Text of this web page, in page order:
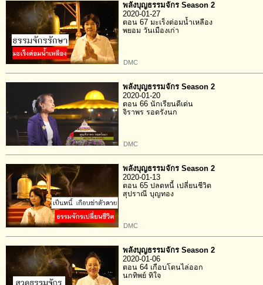
พลังบุญธรรมจักร Season 2
2020-01-27
ตอน 67 มะเร็งต่อมน้ำเหลือง
พยอม วันเมืองเก่า
DMC
พลังบุญธรรมจักร Season 2
2020-01-20
ตอน 66 นักเรียนดีเด่น
จิราพร รอดรังนก
DMC
พลังบุญธรรมจักร Season 2
2020-01-13
ตอน 65 ปลดหนี้ เปลี่ยนชีวิต
สุปราณี บุญทอง
DMC
พลังบุญธรรมจักร Season 2
2020-01-06
ตอน 64 เกือบโดนไล่ออก
นกทิพย์ ทิใจ